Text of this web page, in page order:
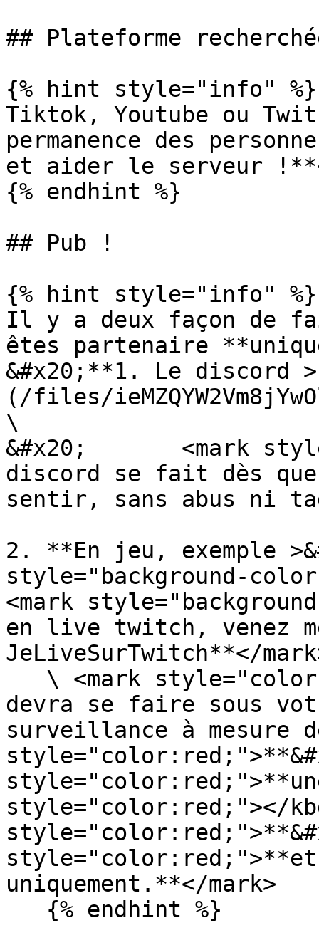
## Plateforme
{% hint style="info" %}
Tiktok, Youtube ou
permanence des
et aider le serveur
{% endhint %}
## Pub !
{% hint style="info" %}
Il y a deux façon de
êtes partenaire
&#x20;**1. Le discord
(/files/
\
&#x20;       <mark
discord se fait dès
sentir, sans abus ni
2. **En jeu, exemple
style="background-
<mark
en live twitch, venez
JeLiveSurTwitch**</
devra se faire sous
surveillance à mesure
style="color:red;"></
uniquement.**</mark>